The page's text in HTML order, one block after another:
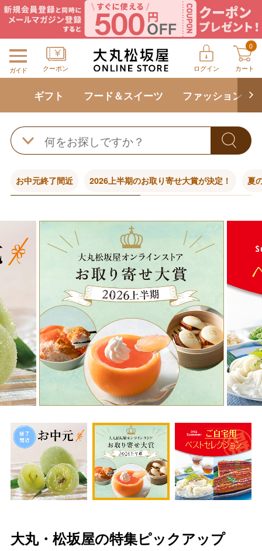
ガイド クーポン ログイン
0
カート
ギフト フード＆スイーツ ファッション
お中元終了間近 2026上半期のお取り寄せ大賞が決定！ 夏
大丸・松坂屋の特集ピックアップ